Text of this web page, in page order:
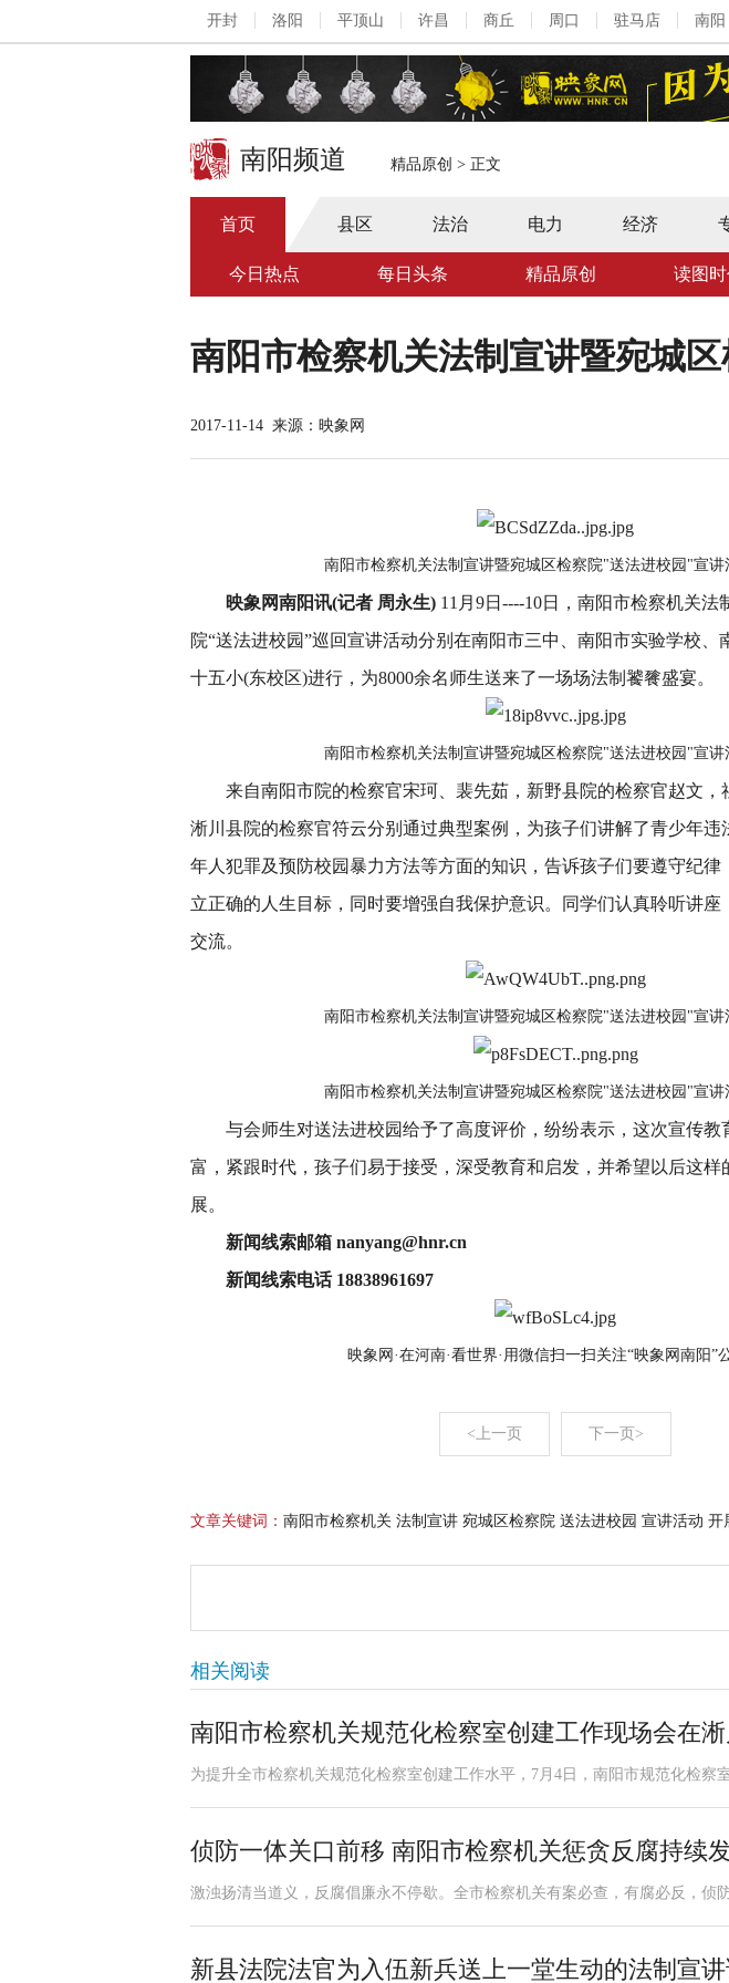
开封 洛阳 平顶山 许昌 商丘 周口 驻马店 南阳
南阳频道 精品原创 > 正文
首页 县区 法治 电力 经济
今日热点 每日头条 精品原创 读图
南阳市检察机关法制宣讲暨宛城
2017-11-14 来源：映象网
南阳市检察机关法制宣讲暨宛城区检察院"送法进校园"宣讲
映象网南阳讯(记者 周永生) 11月9日----10日，南阳市检察机关法
院“送法进校园”巡回宣讲活动分别在南阳市三中、南阳市实验学校、
十五小(东校区)进行，为8000余名师生送来了一场场法制饕餮盛宴。
南阳市检察机关法制宣讲暨宛城区检察院"送法进校园"宣讲
来自南阳市院的检察官宋珂、裴先茹，新野县院的检察官赵文，
淅川县院的检察官符云分别通过典型案例，为孩子们讲解了青少年违
年人犯罪及预防校园暴力方法等方面的知识，告诉孩子们要遵守纪律
立正确的人生目标，同时要增强自我保护意识。同学们认真聆听讲座
交流。
南阳市检察机关法制宣讲暨宛城区检察院"送法进校园"宣讲
南阳市检察机关法制宣讲暨宛城区检察院"送法进校园"宣讲
与会师生对送法进校园给予了高度评价，纷纷表示，这次宣传教
富，紧跟时代，孩子们易于接受，深受教育和启发，并希望以后这样
展。
新闻线索邮箱 nanyang@hnr.cn
新闻线索电话 18838961697
映象网·在河南·看世界·用微信扫一扫关注“映象网南阳”
<上一页 下一页>
文章关键词： 南阳市检察机关 法制宣讲 宛城区检察院 送法进校园 宣讲活动 开
相关阅读
南阳市检察机关规范化检察室创建工作现场会在
为提升全市检察机关规范化检察室创建工作水平，7月4日，南阳市规范化检察
侦防一体关口前移 南阳市检察机关惩贪反腐持续
激浊扬清当道义，反腐倡廉永不停歇。全市检察机关有案必查，有腐必反，侦
新县法院法官为入伍新兵送上一堂生动的法制宣